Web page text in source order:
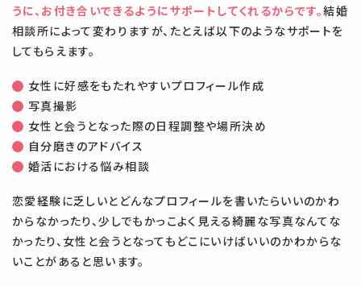
うに、お付き合いできるようにサポートしてくれるからです。結婚
相談所によって変わりますが、たとえば以下のようなサポートを
してもらえます。
女性に好感をもたれやすいプロフィール作成
写真撮影
女性と会うとなった際の日程調整や場所決め
自分磨きのアドバイス
婚活における悩み相談
恋愛経験に乏しいとどんなプロフィールを書いたらいいのかわ
からなかったり、少しでもかっこよく見える綺麗な写真なんてな
かったり、女性と会うとなってもどこにいけばいいのかわからな
いことがあると思います。